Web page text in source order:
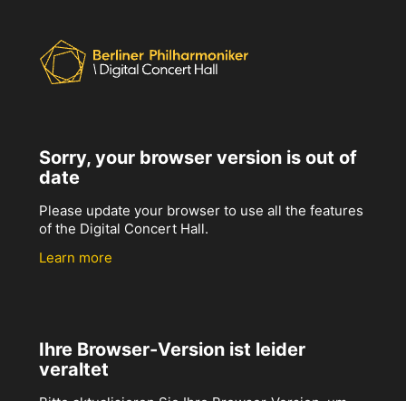
Sorry, your browser version is out of
date
Please update your browser to use all the features
of the Digital Concert Hall.
Learn more
Ihre Browser-Version ist leider
veraltet